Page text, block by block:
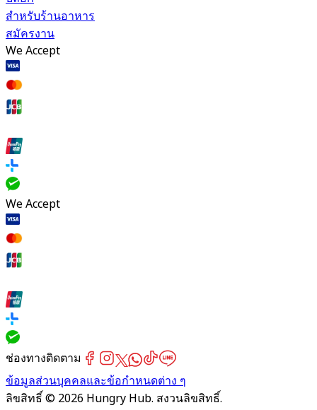
สำหรับร้านอาหาร
สมัครงาน
We Accept
We Accept
ช่องทางติดตาม
ข้อมูลส่วนบุคคลและข้อกำหนดต่าง ๆ
ลิขสิทธิ์ © 2026 Hungry Hub. สงวนลิขสิทธิ์.